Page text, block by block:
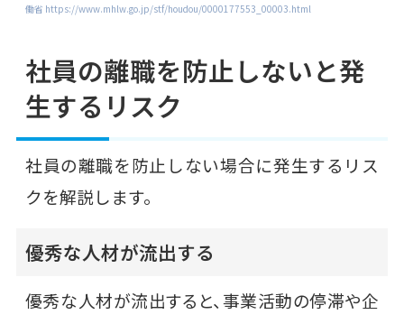
働省 https://www.mhlw.go.jp/stf/houdou/0000177553_00003.html
社員の離職を防止しないと発
生するリスク
社員の離職を防止しない場合に発生するリス
クを解説します。
優秀な人材が流出する
優秀な人材が流出すると、事業活動の停滞や企